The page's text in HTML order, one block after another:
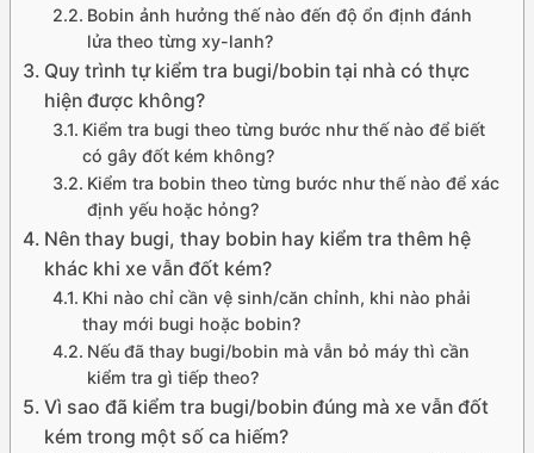
Bobin ảnh hưởng thế nào đến độ ổn định đánh
lửa theo từng xy-lanh?
Quy trình tự kiểm tra bugi/bobin tại nhà có thực
hiện được không?
Kiểm tra bugi theo từng bước như thế nào để biết
có gây đốt kém không?
Kiểm tra bobin theo từng bước như thế nào để xác
định yếu hoặc hỏng?
Nên thay bugi, thay bobin hay kiểm tra thêm hệ
khác khi xe vẫn đốt kém?
Khi nào chỉ cần vệ sinh/căn chỉnh, khi nào phải
thay mới bugi hoặc bobin?
Nếu đã thay bugi/bobin mà vẫn bỏ máy thì cần
kiểm tra gì tiếp theo?
Vì sao đã kiểm tra bugi/bobin đúng mà xe vẫn đốt
kém trong một số ca hiếm?